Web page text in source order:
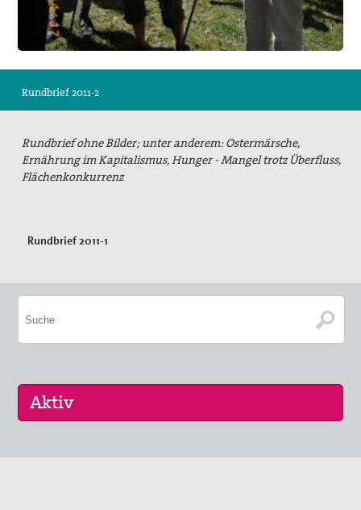
Suche
Rundbrief 2011-2
Rundbrief ohne Bilder; unter anderem: Ostermärsche,
Ernährung im Kapitalismus, Hunger - Mangel trotz Überfluss,
Flächenkonkurrenz
Rundbrief 2011-1